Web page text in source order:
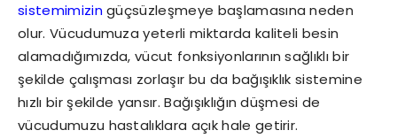
sistemimizingüçsüzleşmeye başlamasına neden
olur. Vücudumuza yeterli miktarda kaliteli besin
alamadığımızda, vücut fonksiyonlarının sağlıklı bir
şekilde çalışması zorlaşır bu da bağışıklık sistemine
hızlı bir şekilde yansır. Bağışıklığın düşmesi de
vücudumuzu hastalıklara açık hale getirir.